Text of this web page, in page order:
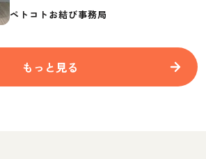
要なものを紹介
ペトコトお結び事務局
もっと見る